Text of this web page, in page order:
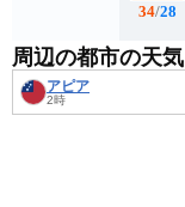
34/28
周辺の都市の天気
アピア
2時